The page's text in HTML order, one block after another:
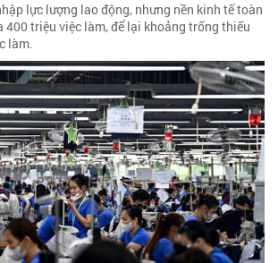
lực lượng lao động, nhưng nền kinh tế toàn
400 triệu việc làm, để lại khoảng trống thiếu
làm.